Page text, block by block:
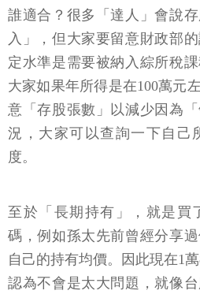
誰適合？很多「達人」會說存
入」，但大家要留意財政部
定水準是需要被納入綜所稅
大家如果年所得是在100萬元
意「存股張數」以減少因為
況，大家可以查詢一下自己
度。
至於「長期持有」，就是買
碼，例如孫太先前曾經分享
自己的持有均價。因此現在1
認為不會是太大問題，就像